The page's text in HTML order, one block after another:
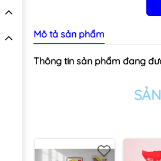
Mô tả sản phẩm
Thông tin sản phẩm đang